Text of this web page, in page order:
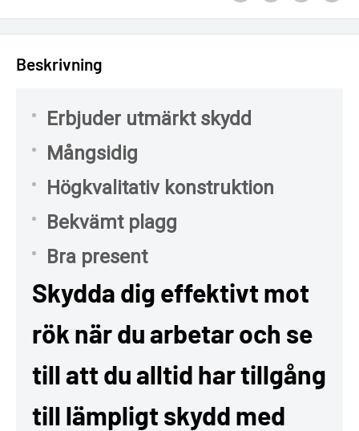
Beskrivning
Erbjuder utmärkt skydd
Mångsidig
Högkvalitativ konstruktion
Bekvämt plagg
Bra present
Skydda dig effektivt mot
rök när du arbetar och se
till att du alltid har tillgång
till lämpligt skydd med